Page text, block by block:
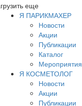
еще
Я ПАРИКМАХЕР
Новости
Акции
Публикации
Каталог
Мероприятия
Я КОСМЕТОЛОГ
Новости
Акции
Публикации